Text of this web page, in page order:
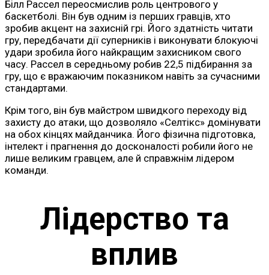
Білл Рассел переосмислив роль центрового у
баскетболі. Він був одним із перших гравців, хто
зробив акцент на захисній грі. Його здатність читати
гру, передбачати дії суперників і виконувати блокуючі
удари зробила його найкращим захисником свого
часу. Рассел в середньому робив 22,5 підбирання за
гру, що є вражаючим показником навіть за сучасними
стандартами.
Крім того, він був майстром швидкого переходу від
захисту до атаки, що дозволяло «Селтікс» домінувати
на обох кінцях майданчика. Його фізична підготовка,
інтелект і прагнення до досконалості робили його не
лише великим гравцем, але й справжнім лідером
команди.
Лідерство та
вплив